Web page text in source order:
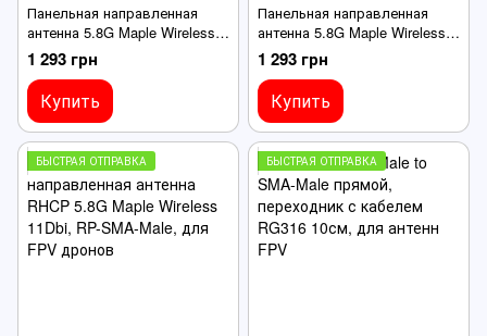
Панельная направленная
антенна 5.8G Maple Wireless
17Dbi, RP-SMA-Male-AAT,
вертикальная поляризация,
для FPV
1 293 грн
Купить
Панельная направленная
антенна 5.8G Maple Wireless
17Dbi, RP-SMA-Male-Manual,
вертикальная поляризация
1 293 грн
Купить
БЫСТРАЯ ОТПРАВКА БЫСТРАЯ ОТПРАВКА